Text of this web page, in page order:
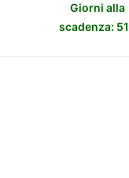
Giorni alla
scadenza: